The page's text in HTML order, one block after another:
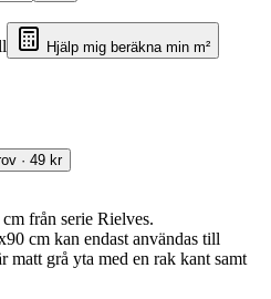
Hjälp mig beräkna min m²
· 49 kr
från serie Rielves.
cm kan endast användas till
grå yta med en rak kant samt